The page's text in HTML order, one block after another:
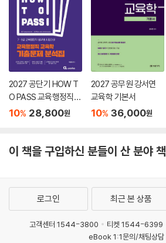
2027 공단기 HOW T
O PASS 교육행정직
교육학 기출문제 분석
10% 28,800원
2027 공무원 강서연
교육학 기본서
10% 36,000원
이 책을 구입하신 분들이 산 분야 책
로그인 최근 본 상품
고객센터 1544-3800 티켓 1544-6399
eBook 1:1문의/채팅상담